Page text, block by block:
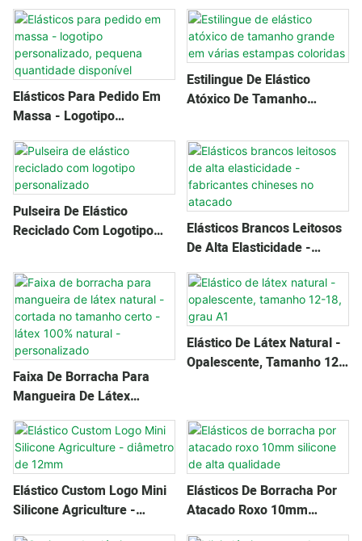
Elásticos Para Pedido Em
Massa - Logotipo
Personalizado, Pequena
Quantidade Disponível
Estilingue De Elástico
Atóxico De Tamanho
Estampas Coloridas
Pulseira De Elástico
Reciclado Com Logotipo
Elásticos Brancos Leitosos
De Alta Elasticidade -
Atacado
Faixa De Borracha Para
Mangueira De Látex
Natural - Cortada No
Tamanho Certo - Látex
100% Natural -
Personalizado
Elástico De Látex Natural -
Opalescente, Tamanho 12-
Elástico Custom Logo Mini
Silicone Agriculture -
Diâmetro De 12mm
Elásticos De Borracha Por
Atacado Roxo 10mm
Silicone De Alta Qualidade